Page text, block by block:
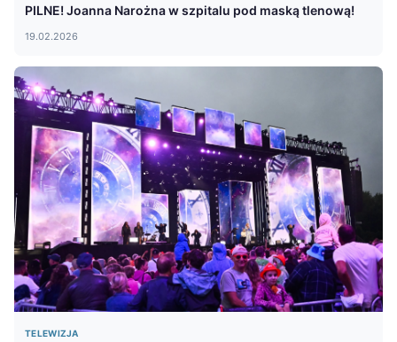
PILNE! Joanna Narożna w szpitalu pod maską tlenową!
19.02.2026
TELEWIZJA